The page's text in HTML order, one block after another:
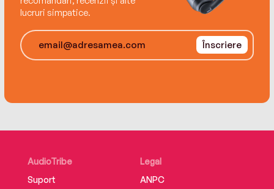
lucruri simpatice.
Înscriere
AudioTribe
Suport
Legal
ANPC